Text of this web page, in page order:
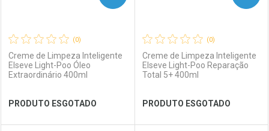
Ver Desconto Convênio Ver Desconto Convênio
(0)
Creme de Limpeza Inteligente
Elseve Light-Poo Óleo
Extraordinário 400ml
PRODUTO ESGOTADO
(0)
Creme de Limpeza Inteligente
Elseve Light-Poo Reparação
Total 5+ 400ml
PRODUTO ESGOTADO